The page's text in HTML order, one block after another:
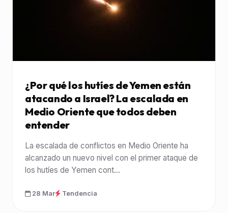
¿Por qué los hutíes de Yemen están
atacando a Israel? La escalada en
Medio Oriente que todos deben
entender
La escalada de conflictos en Medio Oriente ha
alcanzado un nuevo nivel con el primer ataque de
los hutíes de Yemen cont...
28 Mar Tendencia